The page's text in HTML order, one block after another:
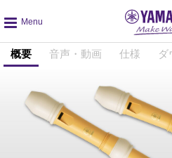
global
navigation
概要 音声・動画 仕様 ダ